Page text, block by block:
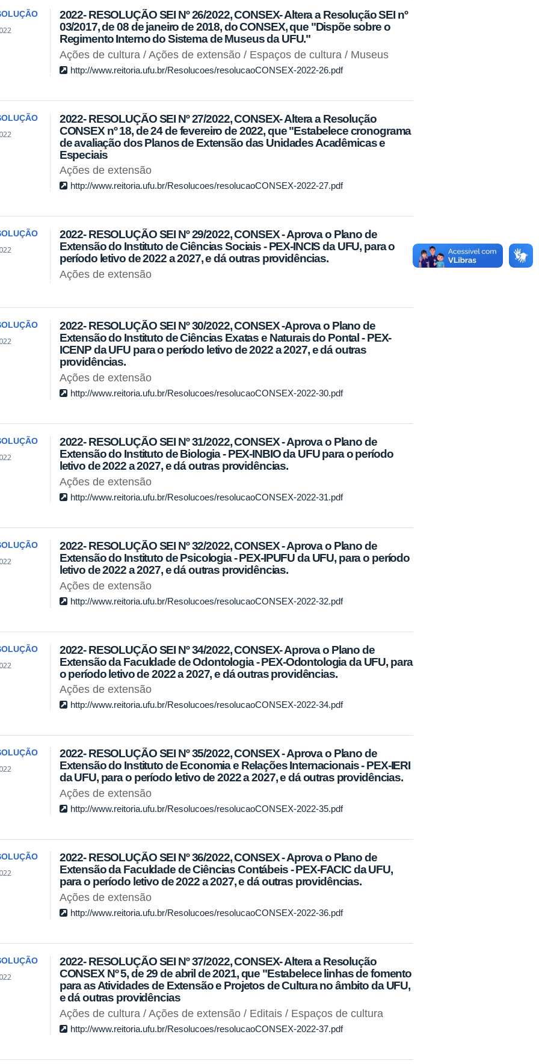
2022- RESOLUÇÃO SEI Nº 26/2022, CONSEX- Altera a Resolução SEI nº
03/2017, de 08 de janeiro de 2018, do CONSEX, que "Dispõe sobre o
Regimento Interno do Sistema de Museus da UFU."
Ações de cultura / Ações de extensão / Espaços de cultura / Museus
http://www.reitoria.ufu.br/Resolucoes/resolucaoCONSEX-2022-26.pdf
2022- RESOLUÇÃO SEI Nº 27/2022, CONSEX- Altera a Resolução
CONSEX nº 18, de 24 de fevereiro de 2022, que "Estabelece cronograma
de avaliação dos Planos de Extensão das Unidades Acadêmicas e
Especiais
Ações de extensão
http://www.reitoria.ufu.br/Resolucoes/resolucaoCONSEX-2022-27.pdf
2022- RESOLUÇÃO SEI Nº 29/2022, CONSEX - Aprova o Plano de
Extensão do Instituto de Ciências Sociais - PEX-INCIS da UFU, para o
período letivo de 2022 a 2027, e dá outras providências.
Ações de extensão
2022- RESOLUÇÃO SEI Nº 30/2022, CONSEX -Aprova o Plano de
Extensão do Instituto de Ciências Exatas e Naturais do Pontal - PEX-
ICENP da UFU para o período letivo de 2022 a 2027, e dá outras
providências.
Ações de extensão
http://www.reitoria.ufu.br/Resolucoes/resolucaoCONSEX-2022-30.pdf
2022- RESOLUÇÃO SEI Nº 31/2022, CONSEX - Aprova o Plano de
Extensão do Instituto de Biologia - PEX-INBIO da UFU para o período
letivo de 2022 a 2027, e dá outras providências.
Ações de extensão
http://www.reitoria.ufu.br/Resolucoes/resolucaoCONSEX-2022-31.pdf
2022- RESOLUÇÃO SEI Nº 32/2022, CONSEX - Aprova o Plano de
Extensão do Instituto de Psicologia - PEX-IPUFU da UFU, para o período
letivo de 2022 a 2027, e dá outras providências.
Ações de extensão
http://www.reitoria.ufu.br/Resolucoes/resolucaoCONSEX-2022-32.pdf
2022- RESOLUÇÃO SEI Nº 34/2022, CONSEX- Aprova o Plano de
Extensão da Faculdade de Odontologia - PEX-Odontologia da UFU, para
o período letivo de 2022 a 2027, e dá outras providências.
Ações de extensão
http://www.reitoria.ufu.br/Resolucoes/resolucaoCONSEX-2022-34.pdf
2022- RESOLUÇÃO SEI Nº 35/2022, CONSEX - Aprova o Plano de
Extensão do Instituto de Economia e Relações Internacionais - PEX-IERI
da UFU, para o período letivo de 2022 a 2027, e dá outras providências.
Ações de extensão
http://www.reitoria.ufu.br/Resolucoes/resolucaoCONSEX-2022-35.pdf
2022- RESOLUÇÃO SEI Nº 36/2022, CONSEX - Aprova o Plano de
Extensão da Faculdade de Ciências Contábeis - PEX-FACIC da UFU,
para o período letivo de 2022 a 2027, e dá outras providências.
Ações de extensão
http://www.reitoria.ufu.br/Resolucoes/resolucaoCONSEX-2022-36.pdf
2022- RESOLUÇÃO SEI Nº 37/2022, CONSEX- Altera a Resolução
CONSEX Nº 5, de 29 de abril de 2021, que "Estabelece linhas de fomento
para as Atividades de Extensão e Projetos de Cultura no âmbito da UFU,
e dá outras providências
Ações de cultura / Ações de extensão / Editais / Espaços de cultura
http://www.reitoria.ufu.br/Resolucoes/resolucaoCONSEX-2022-37.pdf